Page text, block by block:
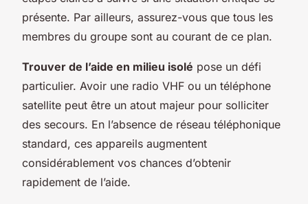
présente. Par ailleurs, assurez-vous que tous les
membres du groupe sont au courant de ce plan.
Trouver de l’aide en milieu isolé pose un défi
particulier. Avoir une radio VHF ou un téléphone
satellite peut être un atout majeur pour solliciter
des secours. En l’absence de réseau téléphonique
standard, ces appareils augmentent
considérablement vos chances d’obtenir
rapidement de l’aide.